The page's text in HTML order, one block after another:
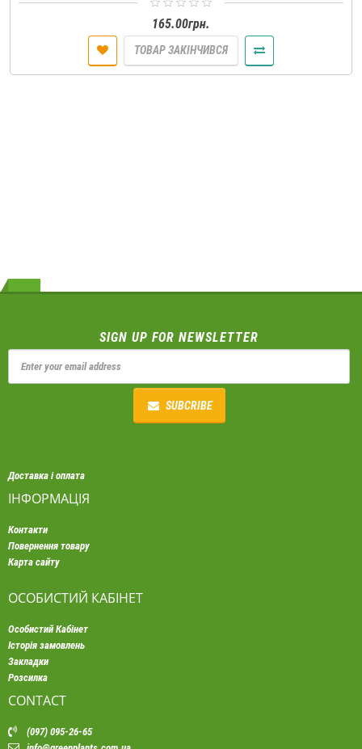
165.00грн.
ТОВАР ЗАКІНЧИВСЯ
SIGN UP FOR NEWSLETTER
SUBCRIBE
Доставка і оплата
ІНФОРМАЦІЯ
Контакти
Повернення товару
Карта сайту
ОСОБИСТИЙ КАБІНЕТ
Особистий Кабінет
Історія замовлень
Закладки
Розсилка
CONTACT
(097) 095-26-65